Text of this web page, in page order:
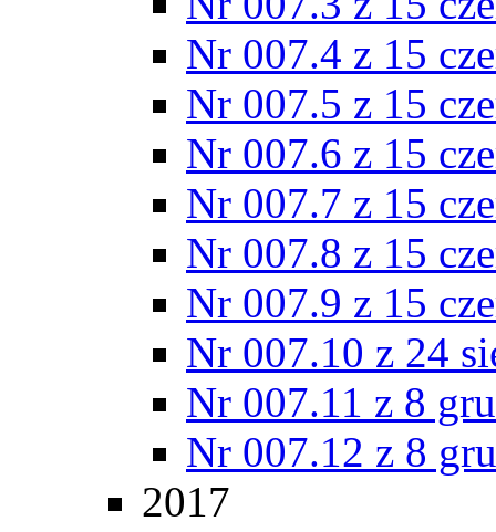
Nr 007.4 z 15
Nr 007.5 z 15
Nr 007.6 z 15
Nr 007.7 z 15
Nr 007.8 z 15
Nr 007.9 z 15
Nr 007.10 z 24
Nr 007.11 z 8
Nr 007.12 z 8
2017